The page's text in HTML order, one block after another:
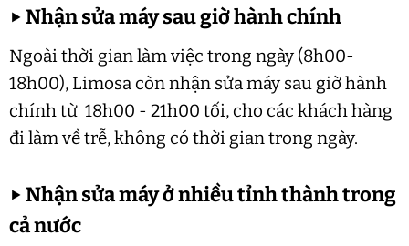
▶Nhận sửa máy sau giờ hành chính
Ngoài thời gian làm việc trong ngày (8h00-
18h00), Limosa còn nhận sửa máy sau giờ hành
chính từ 18h00 - 21h00 tối, cho các khách hàng
đi làm về trễ, không có thời gian trong ngày.
▶Nhận sửa máy ở nhiều tỉnh thành trong
cả nước